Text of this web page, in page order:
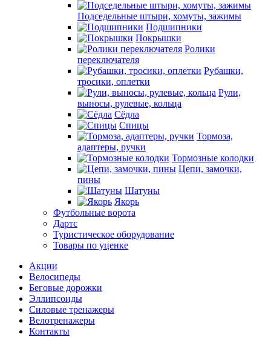
Подседельные штыри, хомуты, зажимы
Подшипники
Покрышки
Ролики
переключателя
Рубашки,
тросики, оплетки
Рули,
выносы, рулевые, кольца
Сёдла
Спицы
Тормоза,
адаптеры, ручки
Тормозные колодки
Цепи, замочки,
пины
Шатуны
Якорь
Футбольные ворота
Дартс
Туристическое оборудование
Товары по уценке
Акции
Велосипеды
Беговые дорожки
Эллипсоиды
Силовые тренажеры
Велотренажеры
Контакты